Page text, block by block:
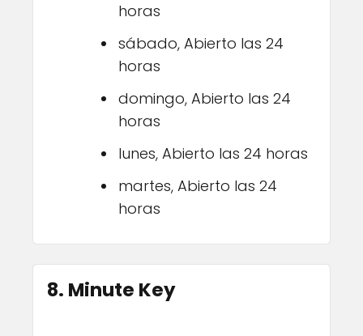
horas
sábado, Abierto las 24
horas
domingo, Abierto las 24
horas
lunes, Abierto las 24 horas
martes, Abierto las 24
horas
8. Minute Key